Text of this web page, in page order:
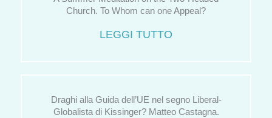
Church. To Whom can one Appeal?
LEGGI TUTTO
Draghi alla Guida dell’UE nel segno Liberal-
Globalista di Kissinger? Matteo Castagna.